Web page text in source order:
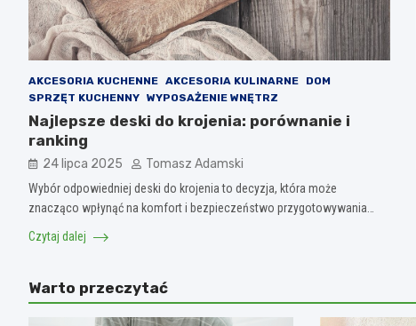
AKCESORIA KUCHENNE AKCESORIA KULINARNE
DOM
SPRZĘT KUCHENNY WYPOSAŻENIE WNĘTRZ
Najlepsze deski do krojenia: porównanie i
ranking
24 lipca 2025 Tomasz Adamski
Wybór odpowiedniej deski do krojenia to decyzja, która może
znacząco wpłynąć na komfort i bezpieczeństwo przygotowywania…
Czytaj dalej
Warto przeczytać